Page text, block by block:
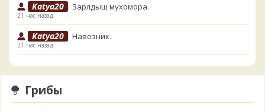
Katya20 Зарлдыш мухомора.
21 час назад
Katya20 Навозник.
21 час назад
Verona Скорее всего он.
1 день назад
Verona
Грибы